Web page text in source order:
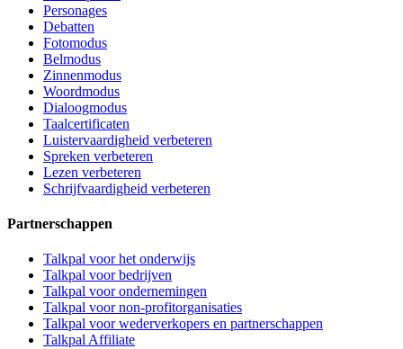
Personages
Debatten
Fotomodus
Belmodus
Zinnenmodus
Woordmodus
Dialoogmodus
Taalcertificaten
Luistervaardigheid verbeteren
Spreken verbeteren
Lezen verbeteren
Schrijfvaardigheid verbeteren
Partnerschappen
Talkpal voor het onderwijs
Talkpal voor bedrijven
Talkpal voor ondernemingen
Talkpal voor non-profitorganisaties
Talkpal voor wederverkopers en partnerschappen
Talkpal Affiliate